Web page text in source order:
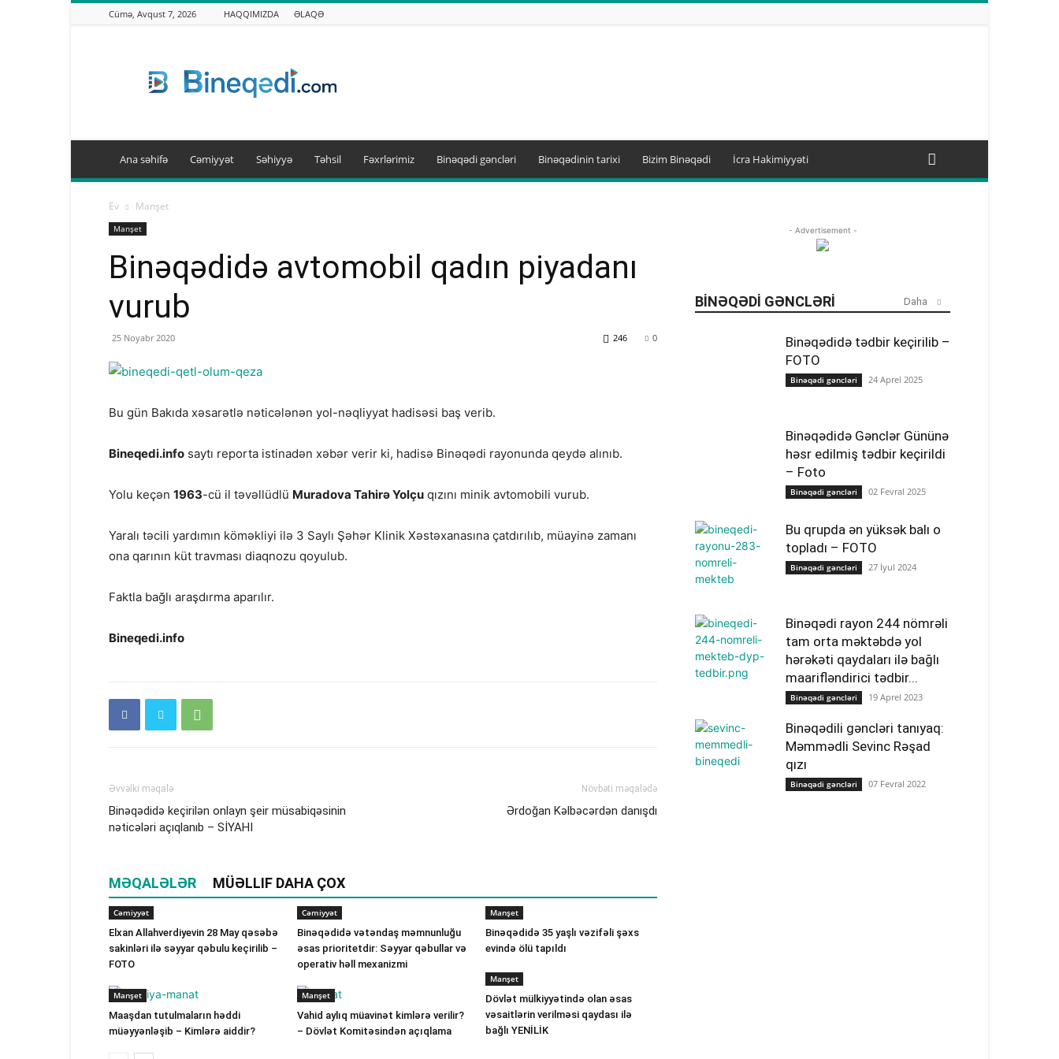
Cümə, Avqust 7, 2026 HAQQIMIZDA ƏLAQƏ
Ana səhifə Cəmiyyət Səhiyyə Təhsil Fəxrlərimiz Binəqədi gəncləri Binəqədinin tarixi Bizim Binəqədi İcra Hakimiyyəti
Ev Manşet
Manşet
Binəqədidə avtomobil qadın piyadanı
vurub
25 Noyabr 2020 0
246
Bu gün Bakıda xəsarətlə nəticələnən yol-nəqliyyat hadisəsi baş verib.
Bineqedi.info saytı reporta istinadən xəbər verir ki, hadisə Binəqədi rayonunda qeydə alınıb.
Yolu keçən 1963-cü il təvəllüdlü Muradova Tahirə Yolçu qızını minik avtomobili vurub.
Yaralı təcili yardımın köməkliyi ilə 3 Saylı Şəhər Klinik Xəstəxanasına çatdırılıb, müayinə zamanı
ona qarının küt travması diaqnozu qoyulub.
Faktla bağlı araşdırma aparılır.
Bineqedi.info
Əvvəlki məqalə
Binəqədidə keçirilən onlayn şeir müsabiqəsinin
nəticələri açıqlanıb – SİYAHI
Növbəti məqalədə
Ərdoğan Kəlbəcərdən danışdı
MƏQALƏLƏR MÜƏLLIF DAHA ÇOX
Cəmiyyət
Elxan Allahverdiyevin 28 May qəsəbə
sakinləri ilə səyyar qəbulu keçirilib –
FOTO
Cəmiyyət
Binəqədidə vətəndaş məmnunluğu
əsas prioritetdir: Səyyar qəbullar və
operativ həll mexanizmi
Manşet
Binəqədidə 35 yaşlı vəzifəli şəxs
evində ölü tapıldı
Manşet
Maaşdan tutulmaların həddi
müəyyənləşib – Kimlərə aiddir?
Manşet
Vahid aylıq müavinət kimlərə verilir?
– Dövlət Komitəsindən açıqlama
Manşet
Dövlət mülkiyyətində olan əsas
vəsaitlərin verilməsi qaydası ilə
bağlı YENİLİK
- Advertisement -
BINƏQƏDI GƏNCLƏRI Daha
Binəqədidə tədbir keçirilib –
FOTO
Binəqədi gəncləri 24 Aprel 2025
Binəqədidə Gənclər Gününə
həsr edilmiş tədbir keçirildi
– Foto
Binəqədi gəncləri 02 Fevral 2025
Bu qrupda ən yüksək balı o
topladı – FOTO
Binəqədi gəncləri 27 İyul 2024
Binəqədi rayon 244 nömrəli
tam orta məktəbdə yol
hərəkəti qaydaları ilə bağlı
maarifləndirici tədbir...
Binəqədi gəncləri 19 Aprel 2023
Binəqədili gəncləri tanıyaq:
Məmmədli Sevinc Rəşad
qızı
Binəqədi gəncləri 07 Fevral 2022